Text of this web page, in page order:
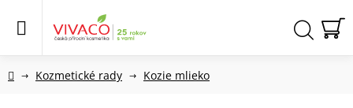
DomovKozmetické rady Kozie mlieko